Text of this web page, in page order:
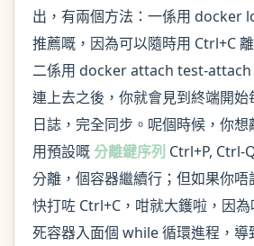
出，有兩個方法：一係用 docker
推薦嘅，因為可以隨時用 Ctrl+C
二係用 docker attach test-attach
連上去之後，你就會見到終端開
日誌，完全同步。呢個時候，你想
用預設嘅 分離鍵序列 Ctrl+P, Ctrl-
分離，個容器繼續行；但如果你
快打咗 Ctrl+C，咁就大鑊啦，因
死容器入面個 while 循環進程，導